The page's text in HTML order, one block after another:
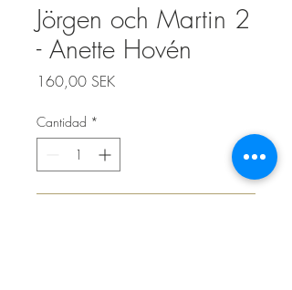
Jörgen och Martin 2
- Anette Hovén
160,00 SEKPrecio
Cantidad *